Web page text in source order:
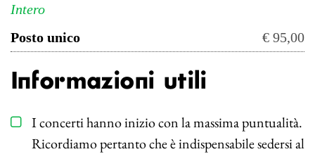
Intero
Posto unico
€ 95,00
Informazioni utili
I concerti hanno inizio con la massima puntualità.
Ricordiamo pertanto che è indispensabile sedersi al